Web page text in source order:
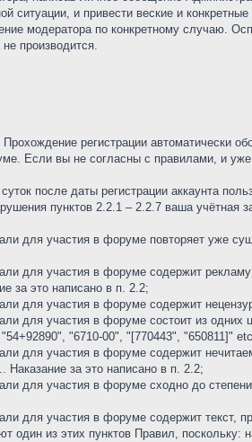
и привести веские и
модератора по конкретному случаю.
производится.
регистрации автоматически
Если вы не согласны с правилами, и уже
после даты регистрации аккаунта
пунктов 2.2.1 – 2.2.7 ваша учётная
для участия в форуме повторяет уже
для участия в форуме содержит
за это написано в п. 2.2;
для участия в форуме содержит
для участия в форуме состоит из
"6710-00", "[770443", "650811]"
для участия в форуме содержит
за это написано в п. 2.2;
для участия в форуме сходно до
для участия в форуме содержит текст,
один из этих пунктов Правил,